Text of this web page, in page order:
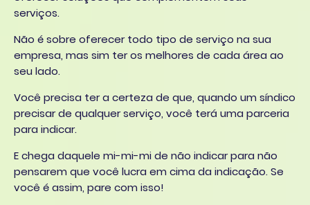
serviços.
Não é sobre oferecer todo tipo de serviço na sua
empresa, mas sim ter os melhores de cada área ao
seu lado.
Você precisa ter a certeza de que, quando um síndico
precisar de qualquer serviço, você terá uma parceria
para indicar.
E chega daquele mi-mi-mi de não indicar para não
pensarem que você lucra em cima da indicação. Se
você é assim, pare com isso!